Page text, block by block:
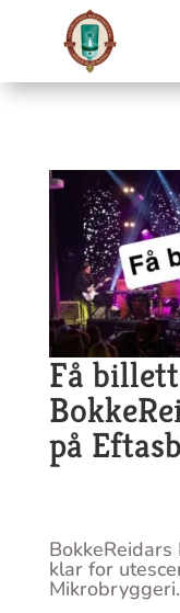
Få
på
klar for
Mikrobryggeri.